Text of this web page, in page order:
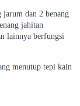
jarum dan 2 benang
jahitan
lainnya berfungsi
menutup tepi kain